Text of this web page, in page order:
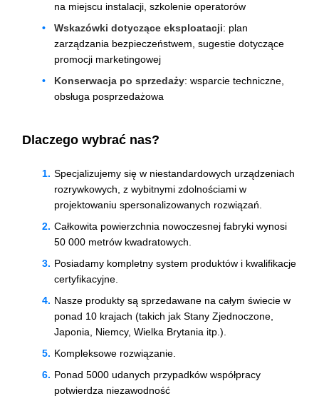
na miejscu instalacji, szkolenie operatorów
Wskazówki dotyczące eksploatacji: plan
zarządzania bezpieczeństwem, sugestie dotyczące
promocji marketingowej
Konserwacja po sprzedaży: wsparcie techniczne,
obsługa posprzedażowa
Dlaczego wybrać nas?
Specjalizujemy się w niestandardowych urządzeniach
rozrywkowych, z wybitnymi zdolnościami w
projektowaniu spersonalizowanych rozwiązań.
Całkowita powierzchnia nowoczesnej fabryki wynosi
50 000 metrów kwadratowych.
Posiadamy kompletny system produktów i kwalifikacje
certyfikacyjne.
Nasze produkty są sprzedawane na całym świecie w
ponad 10 krajach (takich jak Stany Zjednoczone,
Japonia, Niemcy, Wielka Brytania itp.).
Kompleksowe rozwiązanie.
Ponad 5000 udanych przypadków współpracy
potwierdza niezawodność